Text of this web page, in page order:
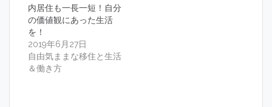
内居住も一長一短！自分
の価値観にあった生活
を！
2019年6月27日
自由気ままな移住と生活
＆働き方